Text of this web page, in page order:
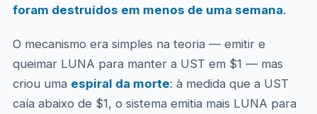
foram destruídos em menos de uma semana.
O mecanismo era simples na teoria — emitir e
queimar LUNA para manter a UST em $1 — mas
criou uma espiral da morte: à medida que a UST
caía abaixo de $1, o sistema emitia mais LUNA para